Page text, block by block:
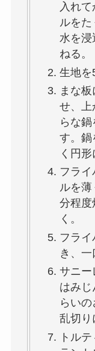
入れ
ルをた
水を浸
ねる。
生地を
まな
せ、上
らな
す。鍋
く円形
フラ
ルを薄
分程度
く。
フラ
き、一
サニー
はみじ
らい
乱切り
トル